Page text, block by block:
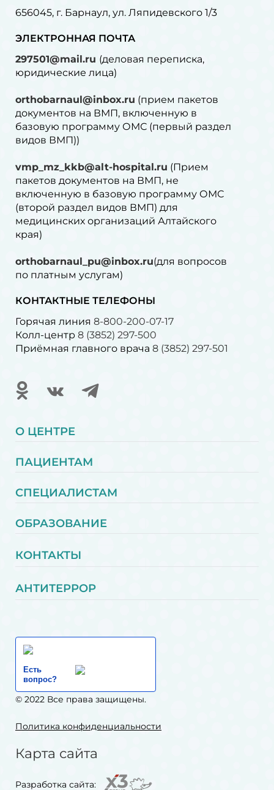
656045, г. Барнаул, ул. Ляпидевского 1/3
ЭЛЕКТРОННАЯ ПОЧТА
297501@mail.ru (деловая переписка,
юридические лица)
orthobarnaul@inbox.ru (прием пакетов
документов на ВМП, включенную в
базовую программу ОМС (первый раздел
видов ВМП))
vmp_mz_kkb@alt-hospital.ru (Прием
пакетов документов на ВМП, не
включенную в базовую программу ОМС
(второй раздел видов ВМП) для
медицинских организаций Алтайского
края)
orthobarnaul_pu@inbox.ru(для вопросов
по платным услугам)⁠
КОНТАКТНЫЕ ТЕЛЕФОНЫ
Горячая линия 8-800-200-07-17
Колл-центр 8 (3852) 297-500
Приёмная главного врача 8 (3852) 297-501
О ЦЕНТРЕ
ПАЦИЕНТАМ
СПЕЦИАЛИСТАМ
ОБРАЗОВАНИЕ
КОНТАКТЫ
АНТИТЕРРОР
Есть
вопрос?
© 2022 Все права защищены.
Политика конфиденциальности
Карта сайта
Разработка сайта: